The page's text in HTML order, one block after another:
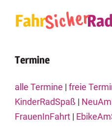
Inhalt
Termine
alle Termine | freie
KinderRadSpaß |
FrauenInFahrt |